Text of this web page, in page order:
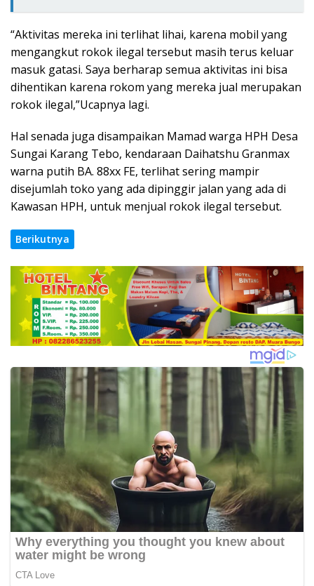
“Aktivitas mereka ini terlihat lihai, karena mobil yang
mengangkut rokok ilegal tersebut masih terus keluar
masuk gatasi. Saya berharap semua aktivitas ini bisa
dihentikan karena rokom yang mereka jual merupakan
rokok ilegal,”Ucapnya lagi.
Hal senada juga disampaikan Mamad warga HPH Desa
Sungai Karang Tebo, kendaraan Daihatshu Granmax
warna putih BA. 88xx FE, terlihat sering mampir
disejumlah toko yang ada dipinggir jalan yang ada di
Kawasan HPH, untuk menjual rokok ilegal tersebut.
Berikutnya